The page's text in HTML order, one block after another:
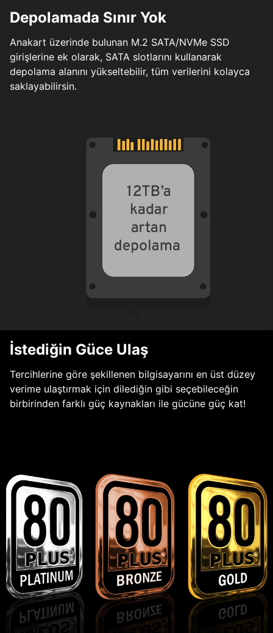
Depolamada Sınır Yok
Anakart üzerinde bulunan M.2 SATA/NVMe SSD
girişlerine ek olarak, SATA slotlarını kullanarak
depolama alanını yükseltebilir, tüm verilerini kolayca
saklayabilirsin.
İstediğin Güce Ulaş
Tercihlerine göre şekillenen bilgisayarını en üst düzey
verime ulaştırmak için dilediğin gibi seçebileceğin
birbirinden farklı güç kaynakları ile gücüne güç kat!